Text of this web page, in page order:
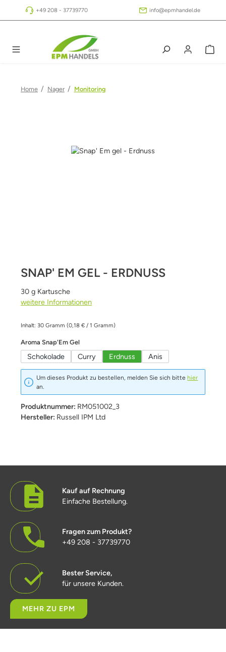
Zum Hauptinhalt springen
+49 208 - 37739770 info@epmhandel.de
Home / Nager / Monitoring
Bildergalerie überspringen
SNAP' EM GEL - ERDNUSS
30 g Kartusche
weitere Informationen
Inhalt: 30 Gramm (0,18 € / 1 Gramm)
Aroma Snap'Em Gelauswählen
Schokolade Curry Erdnuss Anis
Um dieses Produkt zu bestellen, melden Sie sich bittehier
an.
Produktnummer: RM051002_3
Hersteller: Russell IPM Ltd
Kauf auf Rechnung
Einfache Bestellung.
Fragen zum Produkt?
+49 208 - 37739770
Bester Service,
für unsere Kunden.
MEHR ZU EPM